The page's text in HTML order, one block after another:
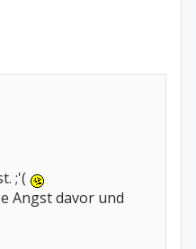
;'(
Angst davor und